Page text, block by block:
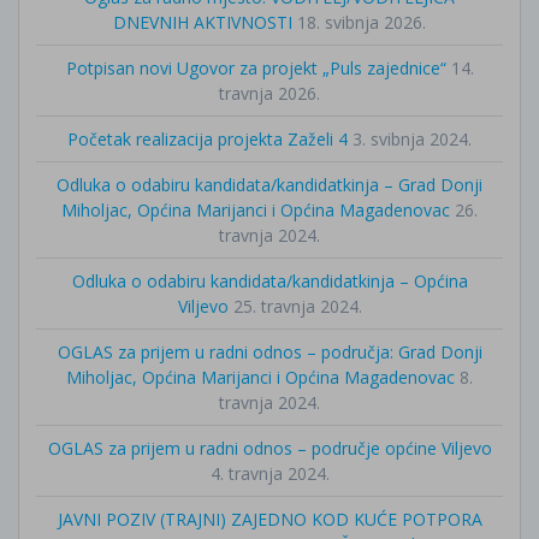
DNEVNIH AKTIVNOSTI 18. svibnja 2026.
Potpisan novi Ugovor za projekt „Puls zajednice“ 14.
travnja 2026.
Početak realizacija projekta Zaželi 4 3. svibnja 2024.
Odluka o odabiru kandidata/kandidatkinja – Grad Donji
Miholjac, Općina Marijanci i Općina Magadenovac 26.
travnja 2024.
Odluka o odabiru kandidata/kandidatkinja – Općina
Viljevo 25. travnja 2024.
OGLAS za prijem u radni odnos – područja: Grad Donji
Miholjac, Općina Marijanci i Općina Magadenovac 8.
travnja 2024.
OGLAS za prijem u radni odnos – područje općine Viljevo
4. travnja 2024.
JAVNI POZIV (TRAJNI) ZAJEDNO KOD KUĆE POTPORA